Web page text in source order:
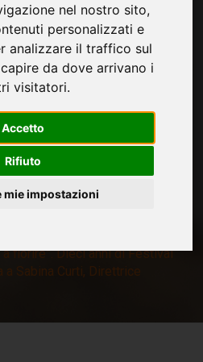
nel nostro sito,
personalizzati e
analizzare il traffico sul
da dove arrivano i
visitatori.
Accetto
Rifiuto
mie impostazioni
INTELLIGENTE
A FIORIRE”.
DELLA
A
DIRETTRICE
fiorire”. Dieci anni di Festival
Sabina Curti, Direttrice